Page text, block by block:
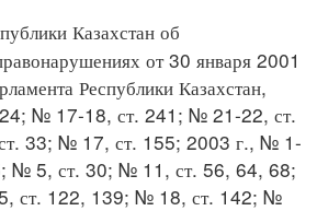
Казахстан об
от 30 января 2001
Республики Казахстан,
№ 17-18, ст. 241; № 21-22, ст.
33; № 17, ст. 155; 2003 г., № 1-
№ 5, ст. 30; № 11, ст. 56, 64, 68;
ст. 122, 139; № 18, ст. 142; №